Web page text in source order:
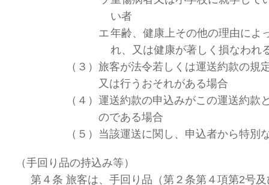
い者
エ年齢、健康上その他の理由によ
れ、又は健康が著しく損なわれ
（３） 旅客が法令若しくは運送約款の規
又は行うおそれがある場合
（４） 運送約款の申込みがこの運送約款
のである場合
（５） 当該運送に関し、申込者から特別
（手回り品の持込み等）
第４条 旅客は、手回り品（第２条第４項第2号